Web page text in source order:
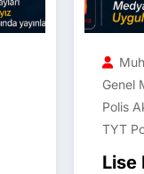
Genel
Polis
TYT
Lise